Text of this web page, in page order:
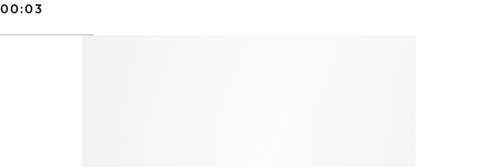
00:03